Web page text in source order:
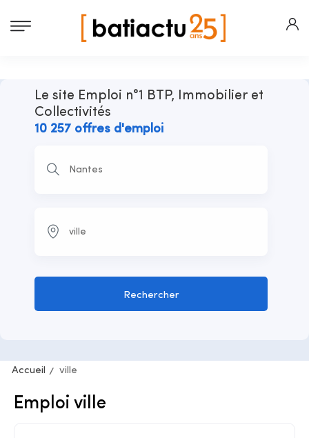
Le site Emploi n°1 BTP, Immobilier et
Collectivités
10 257 offres d'emploi
Rechercher
Accueil ville
Emploi ville